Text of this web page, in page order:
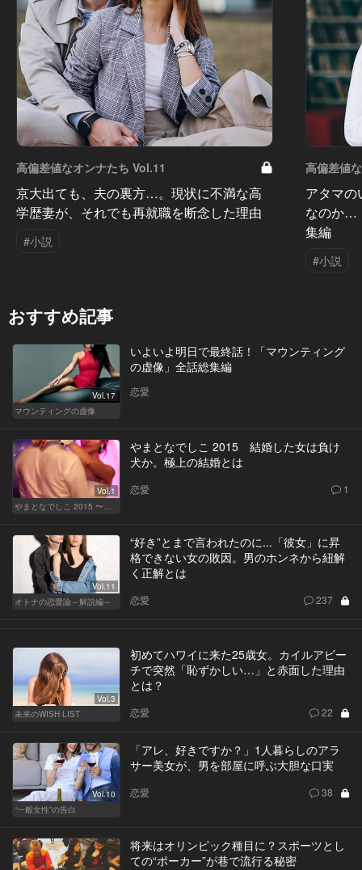
高偏差値なオンナたち Vol.11
京大出ても、夫の裏方…。現状に不満な高
学歴妻が、それでも再就職を断念した理由
#小説
高偏差値
アタマ
なのか…
集編
#小説
おすすめ記事
Vol.17
マウンティングの虚像
いよいよ明日で最終話！「マウンティング
の虚像」全話総集編
恋愛
Vol.1
やまとなでしこ 2015 〜極上の結婚〜
やまとなでしこ 2015 結婚した女は負け
犬か。極上の結婚とは
恋愛 1
Vol.11
オトナの恋愛論～解説編～
“好き”とまで言われたのに...「彼女」に昇
格できない女の敗因。男のホンネから紐解
く正解とは
恋愛 237
Vol.3
未来のWISH LIST
初めてハワイに来た25歳女。カイルアビー
チで突然「恥ずかしい…」と赤面した理由
とは？
恋愛 22
Vol.10
“一般女性”の告白
「アレ、好きですか？」1人暮らしのアラ
サー美女が、男を部屋に呼ぶ大胆な口実
恋愛 38
将来はオリンピック種目に？スポーツとし
ての“ポーカー”が巷で流行る秘密